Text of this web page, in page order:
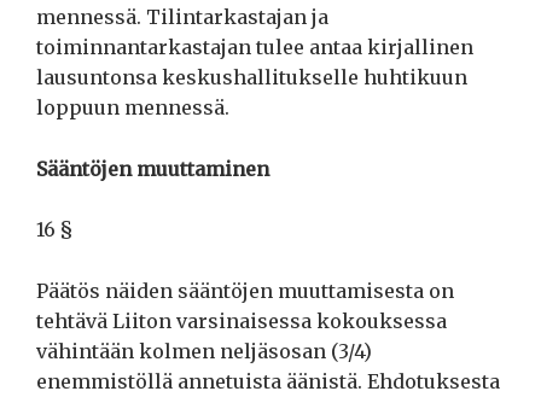
mennessä. Tilintarkastajan ja
toiminnantarkastajan tulee antaa kirjallinen
lausuntonsa keskushallitukselle huhtikuun
loppuun mennessä.
Sääntöjen muuttaminen
16 §
Päätös näiden sääntöjen muuttamisesta on
tehtävä Liiton varsinaisessa kokouksessa
vähintään kolmen neljäsosan (3/4)
enemmistöllä annetuista äänistä. Ehdotuksesta